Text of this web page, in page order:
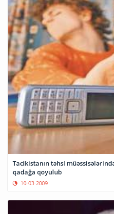
Tacikistanın təhsl
qadağa qoyulub
10-03-2009